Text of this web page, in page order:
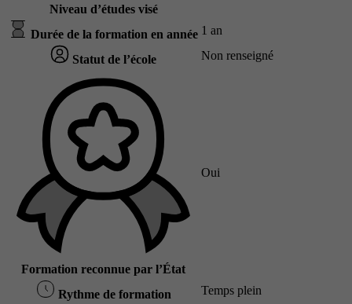
Niveau d’études visé
Durée de la formation en année 1 an
Statut de l’école Non renseigné
Formation reconnue par l’État
Oui
Rythme de formation Temps plein